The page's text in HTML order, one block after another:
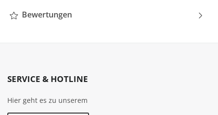
Bewertungen
SERVICE & HOTLINE
Hier geht es zu unserem